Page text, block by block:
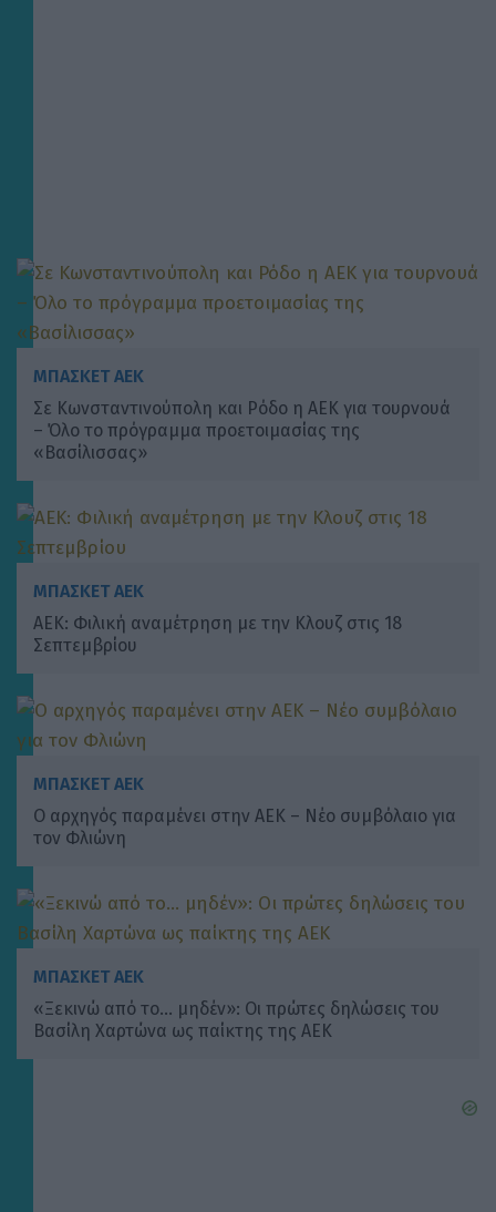
ΜΠΑΣΚΕΤ ΑΕΚ
Σε Κωνσταντινούπολη και Ρόδο η ΑΕΚ για τουρνουά
– Όλο το πρόγραμμα προετοιμασίας της
«Βασίλισσας»
ΜΠΑΣΚΕΤ ΑΕΚ
ΑΕΚ: Φιλική αναμέτρηση με την Κλουζ στις 18
Σεπτεμβρίου
ΜΠΑΣΚΕΤ ΑΕΚ
Ο αρχηγός παραμένει στην ΑΕΚ – Νέο συμβόλαιο για
τον Φλιώνη
ΜΠΑΣΚΕΤ ΑΕΚ
«Ξεκινώ από το… μηδέν»: Οι πρώτες δηλώσεις του
Βασίλη Χαρτώνα ως παίκτης της ΑΕΚ